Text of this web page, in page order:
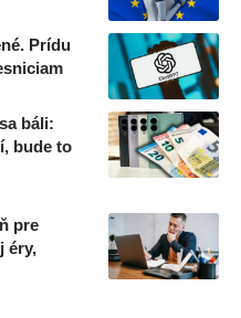
Prídu
báli:
bude to
pre
éry,